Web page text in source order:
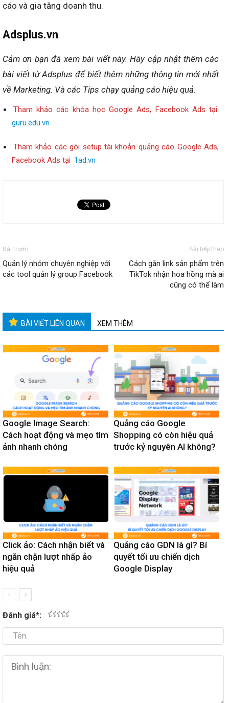
cáo và gia tăng doanh thu.
Adsplus.vn
Cảm ơn bạn đã xem bài viết này. Hãy cập nhật thêm các
bài viết từ Adsplus để biết thêm những thông tin mới nhất
về Marketing. Và các Tips chạy quảng cáo hiệu quả.
Tham khảo các khóa học Google Ads, Facebook Ads tại
guru.edu.vn
Tham khảo các gói setup tài khoản quảng cáo Google Ads,
Facebook Ads tại 1ad.vn
Bài trước
Quản lý nhóm chuyên nghiệp với
các tool quản lý group Facebook
Bài tiếp theo
Cách gắn link sản phẩm trên
TikTok nhận hoa hồng mà ai
cũng có thể làm
BÀI VIẾT LIÊN QUAN XEM THÊM
Google Image Search:
Cách hoạt động và mẹo tìm
ảnh nhanh chóng
Quảng cáo Google
Shopping có còn hiệu quả
trước kỷ nguyên AI không?
Click ảo: Cách nhận biết và
ngăn chặn lượt nhấp ảo
hiệu quả
Quảng cáo GDN là gì? Bí
quyết tối ưu chiến dịch
Google Display
Đánh giá*: